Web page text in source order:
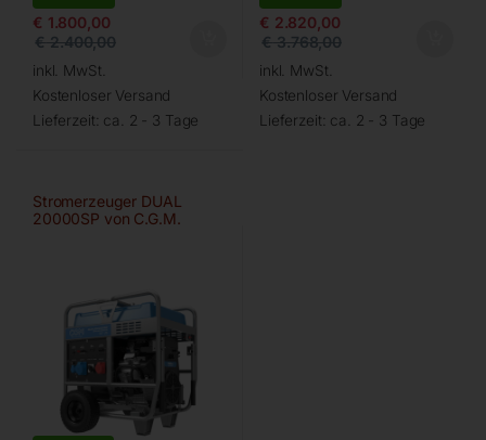
€ 1.800,00
€2.400,00
inkl. MwSt.
Kostenloser Versand
Lieferzeit: ca. 2 - 3 Tage
€ 2.820,00
€3.768,00
inkl. MwSt.
Kostenloser Versand
Lieferzeit: ca. 2 - 3 Tage
Stromerzeuger DUAL
20000SP von C.G.M.